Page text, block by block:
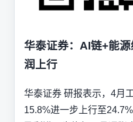
华泰证券：AI链+能
润上行
华泰证券 研报表示，4月
15.8%进一步上行至